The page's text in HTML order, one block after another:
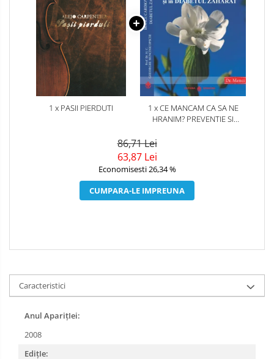
1 x PASII PIERDUTI
1 x CE MANCAM CA SA NE
HRANIM? PREVENTIE SI
CARDIOVASCULARE SI IN
86,71 Lei
63,87 Lei
Economisesti 26,34 %
CUMPARA-LE IMPREUNA
Caracteristici
Anul AparițIei:
2008
EdițIe: